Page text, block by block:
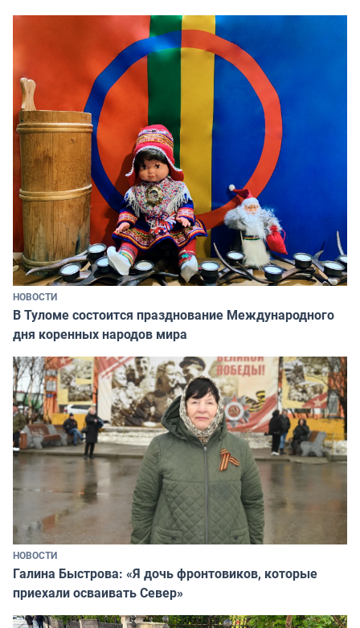
НОВОСТИ
В Туломе состоится празднование Международного
дня коренных народов мира
НОВОСТИ
Галина Быстрова: «Я дочь фронтовиков, которые
приехали осваивать Север»